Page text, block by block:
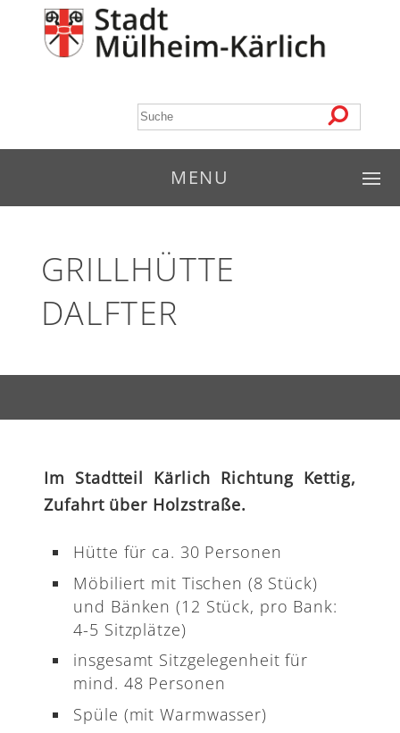
MENU
GRILLHÜTTE
DALFTER
Im Stadtteil Kärlich Richtung Kettig,
Zufahrt über Holzstraße.
Hütte für ca. 30 Personen
Möbiliert mit Tischen (8 Stück)
und Bänken (12 Stück, pro Bank:
4-5 Sitzplätze)
insgesamt Sitzgelegenheit für
mind. 48 Personen
Spüle (mit Warmwasser)